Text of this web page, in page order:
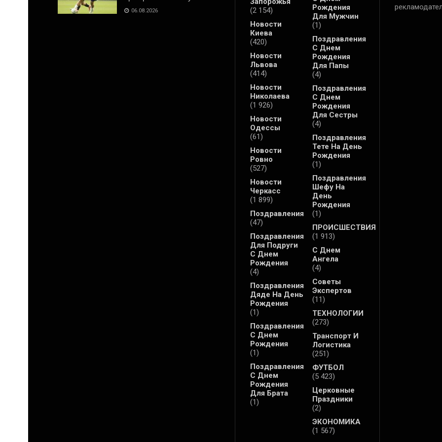
06.08.2026
(2 154)
Новости
Киева
(420)
Новости
Львова
(414)
Новости
Николаева
(1 926)
Новости
Одессы
(61)
Новости
Ровно
(527)
Новости
Черкасс
(1 899)
Поздравления
(47)
Поздравления
Для Подруги
С Днем
Рождения
(4)
Поздравления
Дяде На День
Рождения
(1)
Поздравления
С Днем
Рождения
(1)
Поздравления
С Днем
Рождения
Для Брата
(1)
Рождения
Для Мужчин
(1)
Поздравления
С Днем
Рождения
Для Папы
(4)
Поздравления
С Днем
Рождения
Для Сестры
(4)
Поздравления
Тете На День
Рождения
(1)
Поздравления
Шефу На
День
Рождения
(1)
ПРОИСШЕСТВИЯ
(1 913)
С Днем
Ангела
(4)
Советы
Экспертов
(11)
ТЕХНОЛОГИИ
(273)
Транспорт И
Логистика
(251)
ФУТБОЛ
(5 423)
Церковные
Праздники
(2)
ЭКОНОМИКА
(1 567)